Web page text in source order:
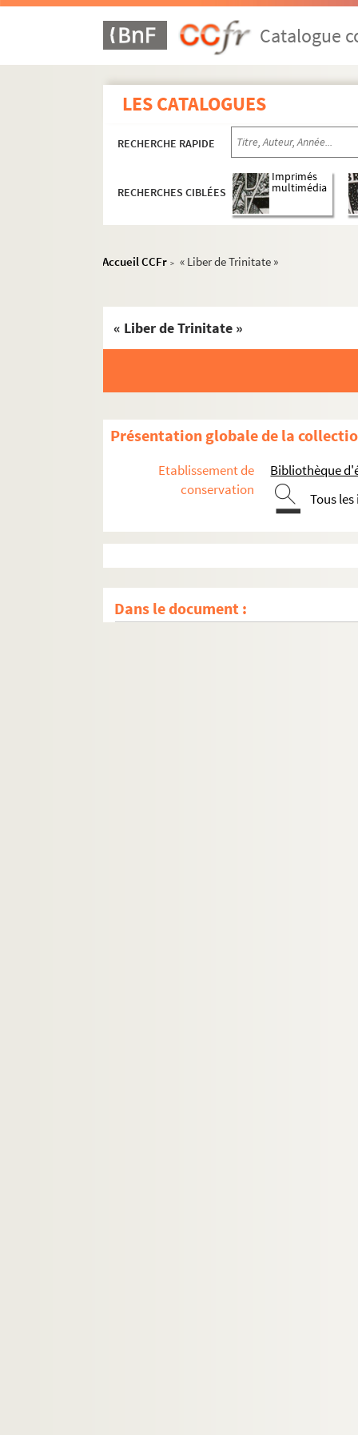
Catalogue
LES CATALOGUES
RECHERCHE RAPIDE
RECHERCHES CIBLÉES
Imprimés
multimédia
Accueil CCFr > « Liber de Trinitate »
« Liber de Trinitate »
Présentation globale de la
Etablissement de
conservation
Bibliothèque
Tous
Dans le document :